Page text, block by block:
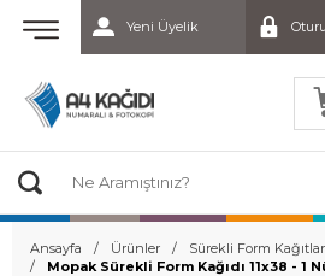
Yeni Üyelik
Ansayfa Ürünler
Sürekli Form
Mopak Sürekli Form Kağıdı 11x38 - 1